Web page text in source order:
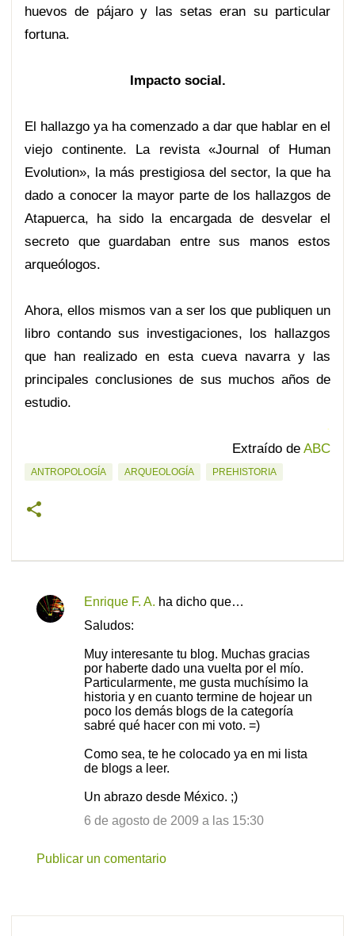
huevos de pájaro y las setas eran su particular
fortuna.
Impacto social.
El hallazgo ya ha comenzado a dar que hablar en el
viejo continente. La revista «Journal of Human
Evolution», la más prestigiosa del sector, la que ha
dado a conocer la mayor parte de los hallazgos de
Atapuerca, ha sido la encargada de desvelar el
secreto que guardaban entre sus manos estos
arqueólogos.
Ahora, ellos mismos van a ser los que publiquen un
libro contando sus investigaciones, los hallazgos
que han realizado en esta cueva navarra y las
principales conclusiones de sus muchos años de
estudio.
.
Extraído de ABC
ANTROPOLOGÍA ARQUEOLOGÍA PREHISTORIA
C
Enrique F. A. ha dicho que…
Saludos:
Muy interesante tu blog. Muchas gracias
por haberte dado una vuelta por el mío.
Particularmente, me gusta muchísimo la
historia y en cuanto termine de hojear un
poco los demás blogs de la categoría
sabré qué hacer con mi voto. =)
Como sea, te he colocado ya en mi lista
de blogs a leer.
Un abrazo desde México. ;)
6 de agosto de 2009 a las 15:30
Publicar un comentario